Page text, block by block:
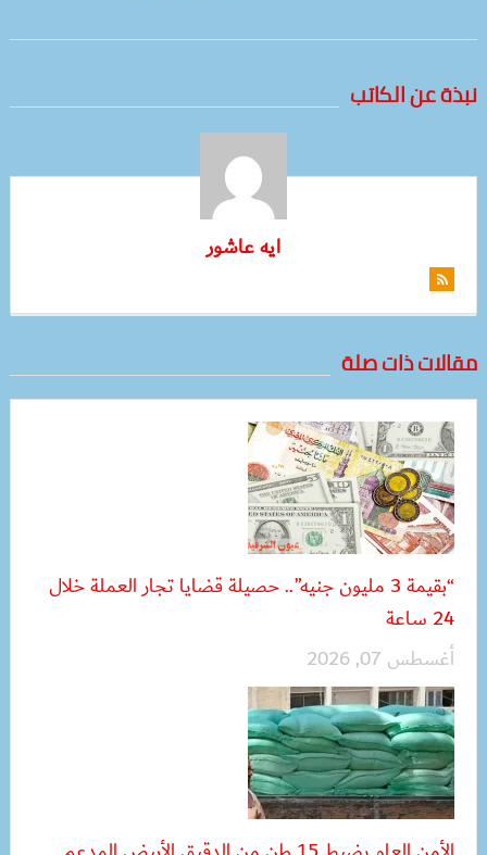
نبذة عن الكاتب
ايه عاشور
مقالات ذات صلة
“بقيمة 3 مليون جنيه”.. حصيلة قضايا تجار العملة خلال
24 ساعة
أغسطس 07, 2026